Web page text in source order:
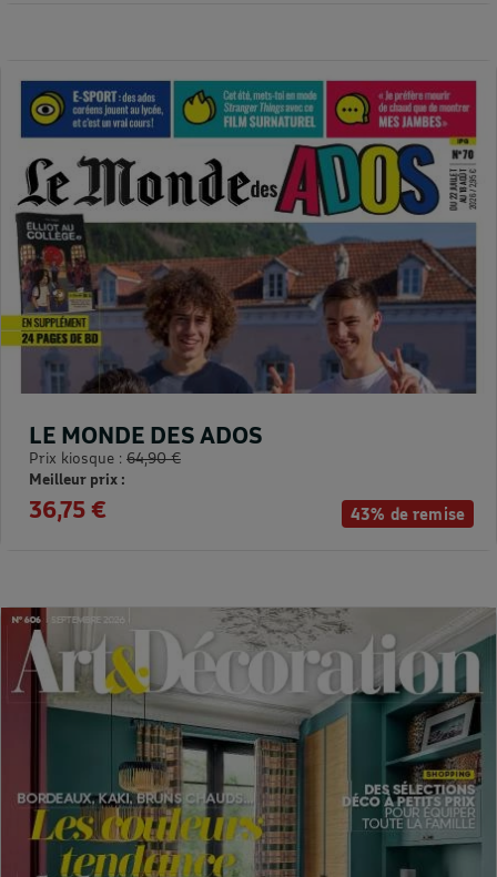
43% de remise
LE MONDE DES ADOS
Prix kiosque : 64,90 €
Meilleur prix :
36,75 €